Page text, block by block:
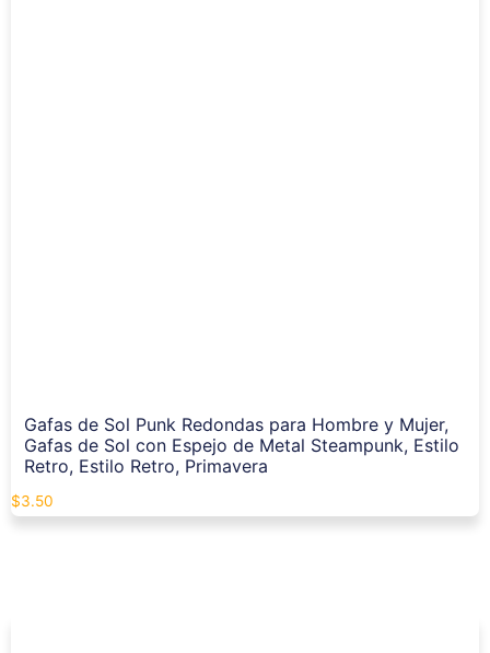
Gafas de Sol Punk Redondas para Hombre y Mujer,
Gafas de Sol con Espejo de Metal Steampunk, Estilo
Retro, Estilo Retro, Primavera
$3.50